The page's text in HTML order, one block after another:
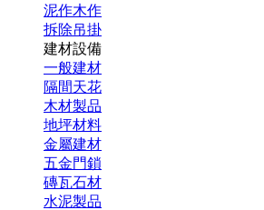
泥作木作
拆除吊掛
建材設備
一般建材
隔間天花
木材製品
地坪材料
金屬建材
五金門鎖
磚瓦石材
水泥製品